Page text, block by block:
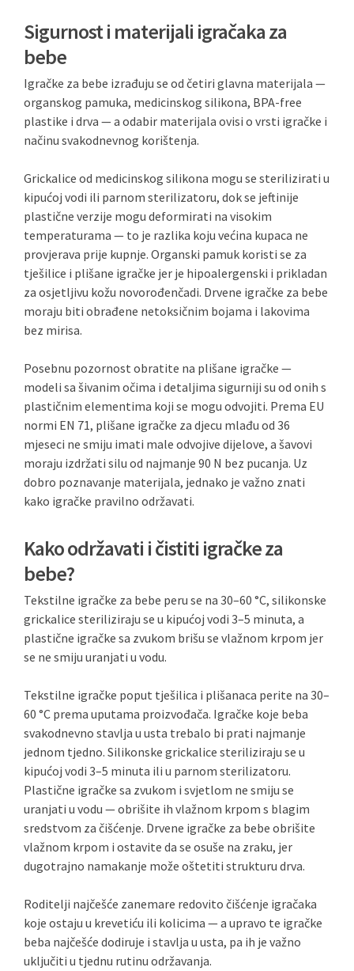
Sigurnost i materijali igračaka za
bebe
Igračke za bebe izrađuju se od četiri glavna materijala —
organskog pamuka, medicinskog silikona, BPA-free
plastike i drva — a odabir materijala ovisi o vrsti igračke i
načinu svakodnevnog korištenja.
Grickalice od medicinskog silikona mogu se sterilizirati u
kipućoj vodi ili parnom sterilizatoru, dok se jeftinije
plastične verzije mogu deformirati na visokim
temperaturama — to je razlika koju većina kupaca ne
provjerava prije kupnje. Organski pamuk koristi se za
tješilice i plišane igračke jer je hipoalergenski i prikladan
za osjetljivu kožu novorođenčadi. Drvene igračke za bebe
moraju biti obrađene netoksičnim bojama i lakovima
bez mirisa.
Posebnu pozornost obratite na plišane igračke —
modeli sa šivanim očima i detaljima sigurniji su od onih s
plastičnim elementima koji se mogu odvojiti. Prema EU
normi EN 71, plišane igračke za djecu mlađu od 36
mjeseci ne smiju imati male odvojive dijelove, a šavovi
moraju izdržati silu od najmanje 90 N bez pucanja. Uz
dobro poznavanje materijala, jednako je važno znati
kako igračke pravilno održavati.
Kako održavati i čistiti igračke za
bebe?
Tekstilne igračke za bebe peru se na 30–60 °C, silikonske
grickalice steriliziraju se u kipućoj vodi 3–5 minuta, a
plastične igračke sa zvukom brišu se vlažnom krpom jer
se ne smiju uranjati u vodu.
Tekstilne igračke poput tješilica i plišanaca perite na 30–
60 °C prema uputama proizvođača. Igračke koje beba
svakodnevno stavlja u usta trebalo bi prati najmanje
jednom tjedno. Silikonske grickalice steriliziraju se u
kipućoj vodi 3–5 minuta ili u parnom sterilizatoru.
Plastične igračke sa zvukom i svjetlom ne smiju se
uranjati u vodu — obrišite ih vlažnom krpom s blagim
sredstvom za čišćenje. Drvene igračke za bebe obrišite
vlažnom krpom i ostavite da se osuše na zraku, jer
dugotrajno namakanje može oštetiti strukturu drva.
Roditelji najčešće zanemare redovito čišćenje igračaka
koje ostaju u krevetiću ili kolicima — a upravo te igračke
beba najčešće dodiruje i stavlja u usta, pa ih je važno
uključiti u tjednu rutinu održavanja.